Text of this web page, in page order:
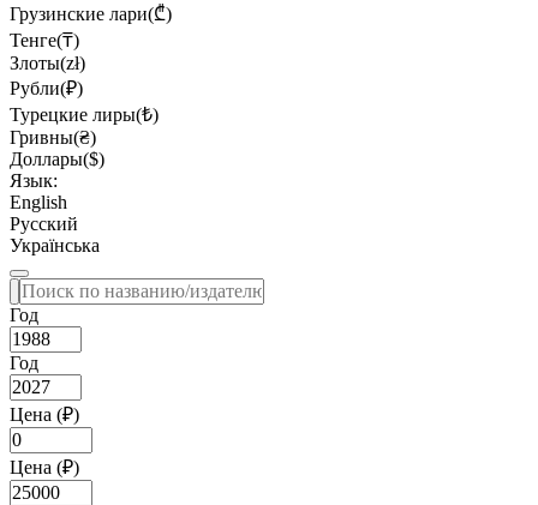
Грузинские лари(₾)
Тенге(₸)
Злоты(zł)
Рубли(₽)
Турецкие лиры(₺)
Гривны(₴)
Доллары($)
Язык:
English
Русский
Українська
Год
Год
Цена (₽)
Цена (₽)